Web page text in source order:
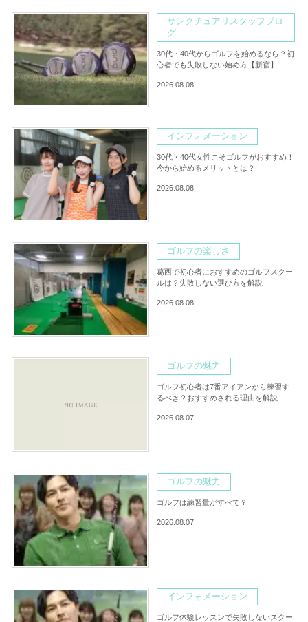
サンクチュアリスタッフブロ
グ
30代・40代からゴルフを始めるなら？初
心者でも失敗しない始め方【新宿】
2026.08.08
インフォメーション
30代・40代女性こそゴルフがおすすめ！
今から始めるメリットとは？
2026.08.08
ゴルフの楽しさ
葛西で初心者におすすめのゴルフスクー
ルは？失敗しない選び方を解説
2026.08.08
ゴルフの魅力
ゴルフ初心者は7番アイアンから練習す
るべき？おすすめされる理由を解説
2026.08.07
ゴルフの魅力
ゴルフは練習量がすべて？
2026.08.07
インフォメーション
ゴルフ体験レッスンで失敗しないスクー